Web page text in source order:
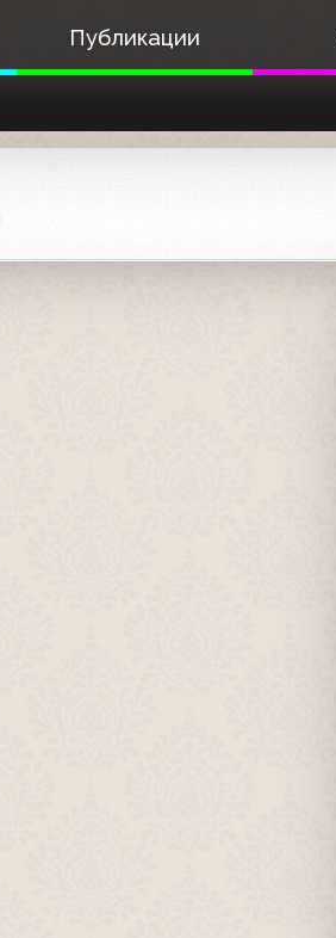
Публикации